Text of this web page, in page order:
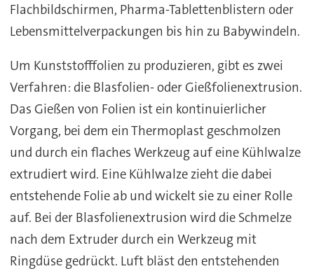
Flachbildschirmen, Pharma-Tablettenblistern oder
Lebensmittelverpackungen bis hin zu Babywindeln.
Um Kunststofffolien zu produzieren, gibt es zwei
Verfahren: die Blasfolien- oder Gießfolienextrusion.
Das Gießen von Folien ist ein kontinuierlicher
Vorgang, bei dem ein Thermoplast geschmolzen
und durch ein flaches Werkzeug auf eine Kühlwalze
extrudiert wird. Eine Kühlwalze zieht die dabei
entstehende Folie ab und wickelt sie zu einer Rolle
auf. Bei der Blasfolienextrusion wird die Schmelze
nach dem Extruder durch ein Werkzeug mit
Ringdüse gedrückt. Luft bläst den entstehenden